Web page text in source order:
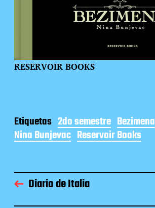
RESERVOIR BOOKS
Etiquetas 2do semestre Bezimena
Nina Bunjevac Reservoir Books
Diario de Italia